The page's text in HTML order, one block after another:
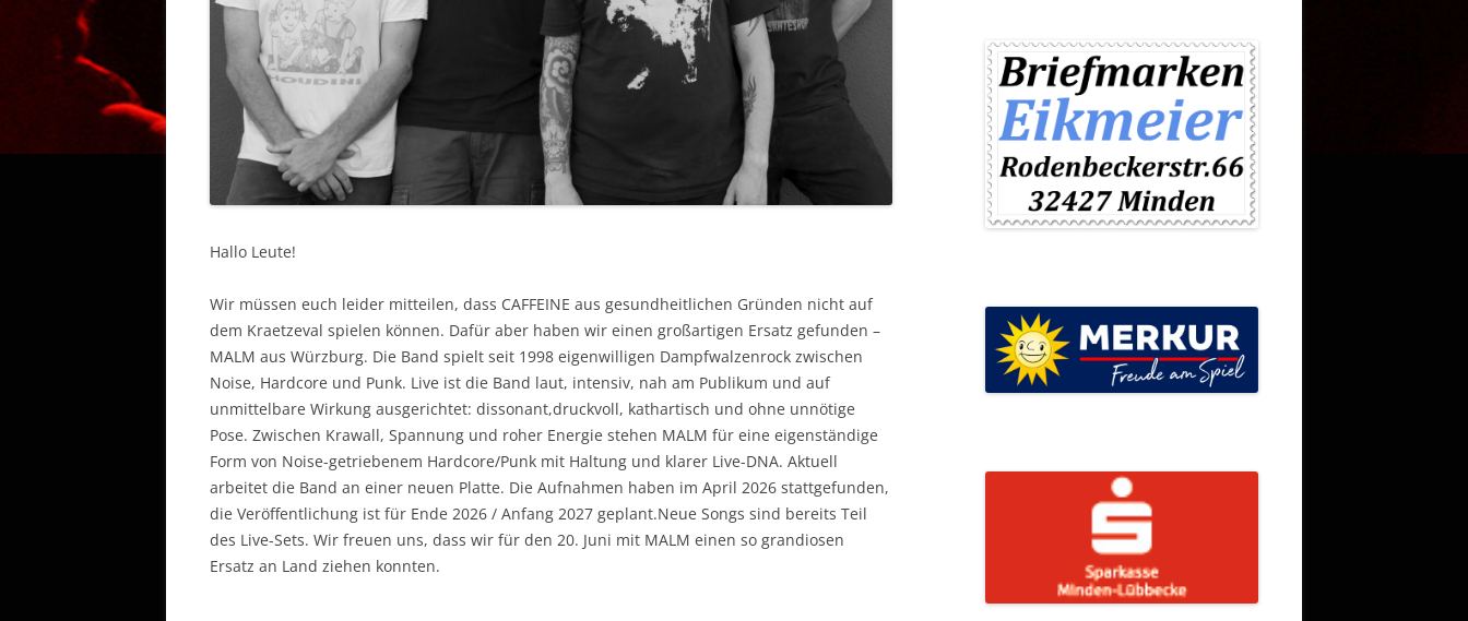
Hallo Leute!
Wir müssen euch leider mitteilen, dass CAFFEINE aus gesundheitlichen Gründen nicht auf
dem Kraetzeval spielen können. Dafür aber haben wir einen großartigen Ersatz gefunden –
MALM aus Würzburg. Die Band spielt seit 1998 eigenwilligen Dampfwalzenrock zwischen
Noise, Hardcore und Punk. Live ist die Band laut, intensiv, nah am Publikum und auf
unmittelbare Wirkung ausgerichtet: dissonant,druckvoll, kathartisch und ohne unnötige
Pose. Zwischen Krawall, Spannung und roher Energie stehen MALM für eine eigenständige
Form von Noise-getriebenem Hardcore/Punk mit Haltung und klarer Live-DNA. Aktuell
arbeitet die Band an einer neuen Platte. Die Aufnahmen haben im April 2026 stattgefunden,
die Veröffentlichung ist für Ende 2026 / Anfang 2027 geplant.Neue Songs sind bereits Teil
des Live-Sets. Wir freuen uns, dass wir für den 20. Juni mit MALM einen so grandiosen
Ersatz an Land ziehen konnten.